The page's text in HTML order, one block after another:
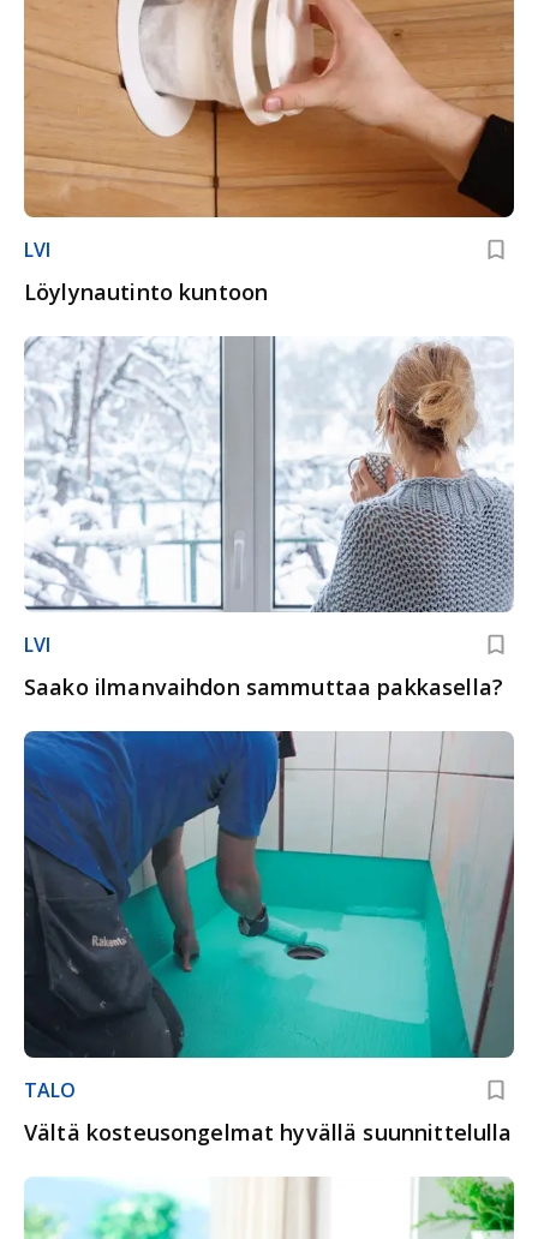
LVI
Löylynautinto kuntoon
LVI
Saako ilmanvaihdon sammuttaa pakkasella?
TALO
Vältä kosteusongelmat hyvällä suunnittelulla